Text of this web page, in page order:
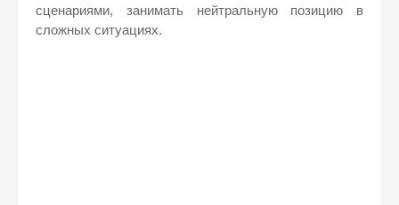
сценариями, занимать нейтральную позицию в
сложных ситуациях.